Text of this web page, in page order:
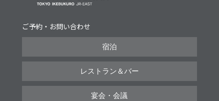
ご予約・お問い合わせ
宿泊
レストラン＆バー
宴会・会議